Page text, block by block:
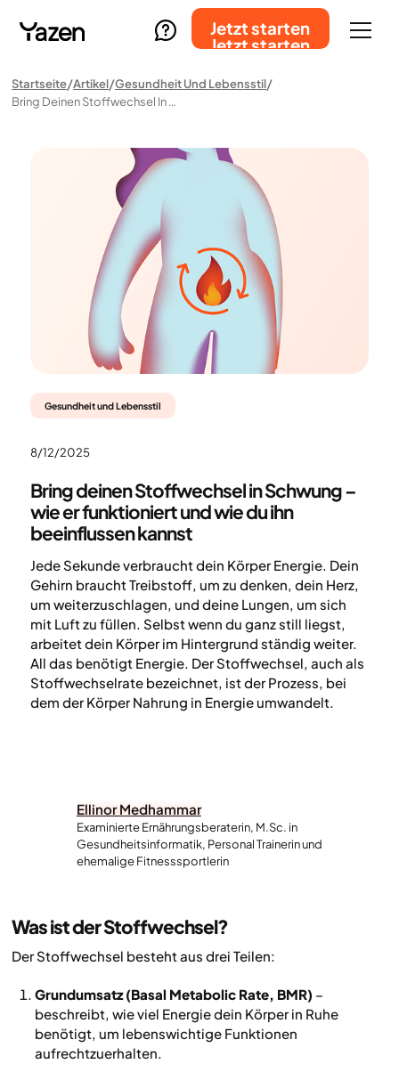
Jetzt starten
Jetzt starten
Startseite Artikel Gesundheit Und Lebensstil
Bring Deinen Stoffwechsel In Schwung – Wie Er Funktioniert Und Wie Du Ihn Beeinflussen Kannst
Gesundheit und Lebensstil
8/12/2025
Bring deinen Stoffwechsel in Schwung –
wie er funktioniert und wie du ihn
beeinflussen kannst
Jede Sekunde verbraucht dein Körper Energie. Dein
Gehirn braucht Treibstoff, um zu denken, dein Herz,
um weiterzuschlagen, und deine Lungen, um sich
mit Luft zu füllen. Selbst wenn du ganz still liegst,
arbeitet dein Körper im Hintergrund ständig weiter.
All das benötigt Energie. Der Stoffwechsel, auch als
Stoffwechselrate bezeichnet, ist der Prozess, bei
dem der Körper Nahrung in Energie umwandelt.
Ellinor Medhammar
Examinierte Ernährungsberaterin, M.Sc. in
Gesundheitsinformatik, Personal Trainerin und
ehemalige Fitnesssportlerin
Was ist der Stoffwechsel?
Der Stoffwechsel besteht aus drei Teilen:
Grundumsatz (Basal Metabolic Rate, BMR) –
beschreibt, wie viel Energie dein Körper in Ruhe
benötigt, um lebenswichtige Funktionen
aufrechtzuerhalten.